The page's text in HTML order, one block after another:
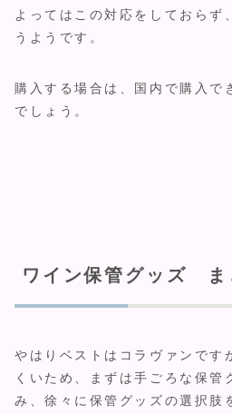
よってはこの対応をしておらず
うようです。
購入する場合は、国内で購入で
でしょう。
ワイン保管グッズ ま
やはりベストはコラヴァンです
くいため、まずは手ごろな保管
み、徐々に保管グッズの選択肢